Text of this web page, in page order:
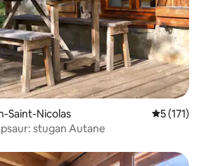
Saint-Nicolas 5 av 5 i
5 (171)
stugan Autane